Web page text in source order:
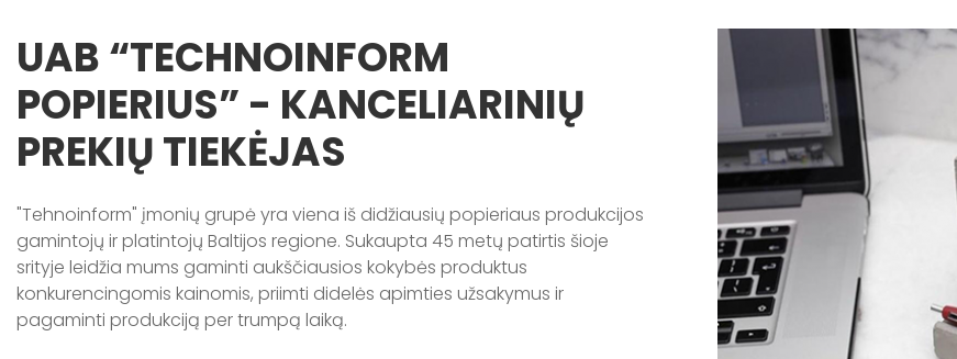
UAB “TECHNOINFORM
POPIERIUS” - KANCELIARINIŲ
PREKIŲ TIEKĖJAS
"Tehnoinform" įmonių grupė yra viena iš didžiausių popieriaus produkcijos
gamintojų ir platintojų Baltijos regione. Sukaupta 45 metų patirtis šioje
srityje leidžia mums gaminti aukščiausios kokybės produktus
konkurencingomis kainomis, priimti didelės apimties užsakymus ir
pagaminti produkciją per trumpą laiką.